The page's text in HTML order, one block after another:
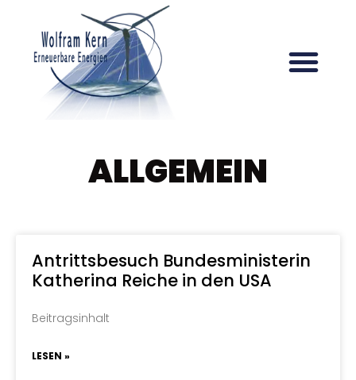
ALLGEMEIN
Antrittsbesuch Bundesministerin
Katherina Reiche in den USA
Beitragsinhalt
LESEN »